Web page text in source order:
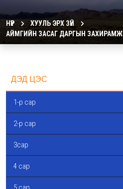
НҮҮР
ХУУЛЬ ЭРХ ЗҮЙ
АЙМГИЙН ЗАСАГ ДАРГЫН ЗАХИРАМЖ
ДЭД ЦЭС
1-р сар
2-р сар
3сар
4 сар